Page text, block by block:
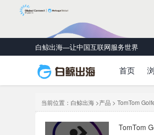
白鲸出海—让中国互联网服务世界
首页
当前位置： 白鲸出海 >产品 > TomTom
TomTom